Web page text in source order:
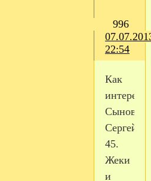
996
22:54
Как
Сыновья
Сергей
45.
Жеки
и